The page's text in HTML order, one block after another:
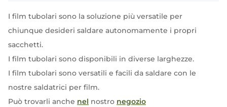
I film tubolari sono la soluzione più versatile per
chiunque desideri saldare autonomamente i propri
sacchetti.
I film tubolari sono disponibili in diverse larghezze.
I film tubolari sono versatili e facili da saldare con le
nostre saldatrici per film.
Può trovarli anche nel nostro negozio